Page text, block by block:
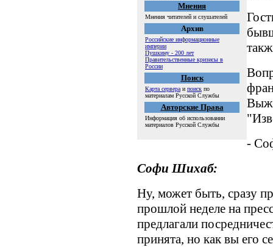
Мнения
Мнения читателей и слушателей
Архив
Российские информационные
империи
Пушкину - 200 лет
Правительственные кризисы в
России
Поиск
Карта сервера и поиск по
материалам Русской Службы
Авторские Права
Информация об использовании
материалов Русской Службы
-
Софи Шихаб:
Ну, может быть, сразу
прошлой неделе на
предлагали
принята, но как вы его